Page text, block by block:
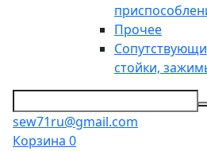
Прочее
стойки,
sew71ru@gmail.com
Корзина 0